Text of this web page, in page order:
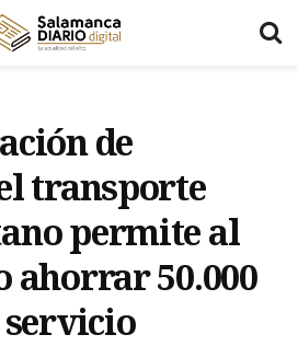
de
transporte
permite al
ahorrar 50.000
servicio